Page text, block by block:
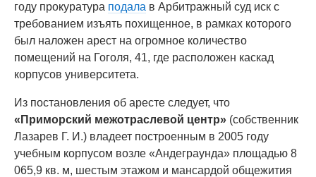
году прокуратура подала в Арбитражный суд иск с
требованием изъять похищенное, в рамках которого
был наложен арест на огромное количество
помещений на Гоголя, 41, где расположен каскад
корпусов университета.
Из постановления об аресте следует, что
«Приморский межотраслевой центр» (собственник
Лазарев Г. И.) владеет построенным в 2005 году
учебным корпусом возле «Андеграунда» площадью 8
065,9 кв. м, шестым этажом и мансардой общежития